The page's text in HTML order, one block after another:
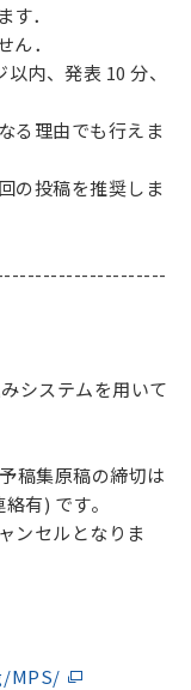
．
．
内、発表 10 分、
理由でも行えま
投稿を推奨しま
システムを用いて
稿集原稿の締切は
有) です。
ンセルとなりま
MPS/